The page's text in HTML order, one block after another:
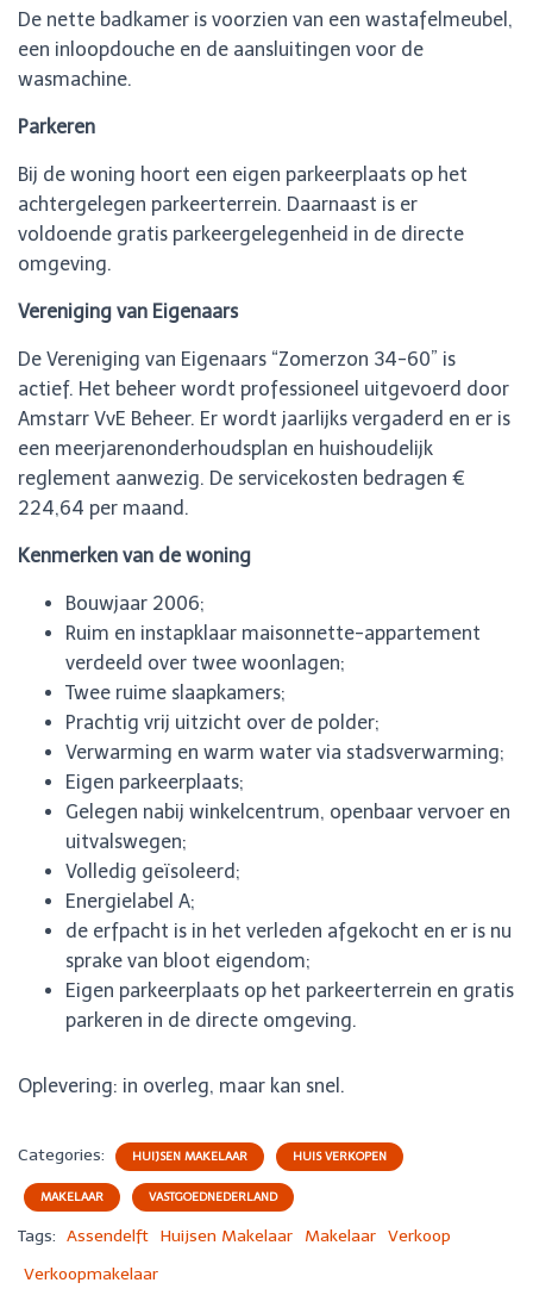
De nette badkamer is voorzien van een wastafelmeubel,
een inloopdouche en de aansluitingen voor de
wasmachine.
Parkeren
Bij de woning hoort een eigen parkeerplaats op het
achtergelegen parkeerterrein. Daarnaast is er
voldoende gratis parkeergelegenheid in de directe
omgeving.
Vereniging van Eigenaars
De Vereniging van Eigenaars “Zomerzon 34-60” is
actief. Het beheer wordt professioneel uitgevoerd door
Amstarr VvE Beheer. Er wordt jaarlijks vergaderd en er is
een meerjarenonderhoudsplan en huishoudelijk
reglement aanwezig. De servicekosten bedragen €
224,64 per maand.
Kenmerken van de woning
Bouwjaar 2006;
Ruim en instapklaar maisonnette-appartement
verdeeld over twee woonlagen;
Twee ruime slaapkamers;
Prachtig vrij uitzicht over de polder;
Verwarming en warm water via stadsverwarming;
Eigen parkeerplaats;
Gelegen nabij winkelcentrum, openbaar vervoer en
uitvalswegen;
Volledig geïsoleerd;
Energielabel A;
de erfpacht is in het verleden afgekocht en er is nu
sprake van bloot eigendom;
Eigen parkeerplaats op het parkeerterrein en gratis
parkeren in de directe omgeving.
Oplevering: in overleg, maar kan snel.
Categories: HUIJSEN MAKELAAR HUIS VERKOPEN
MAKELAAR VASTGOEDNEDERLAND
Tags: Assendelft Huijsen Makelaar Makelaar Verkoop
Verkoopmakelaar